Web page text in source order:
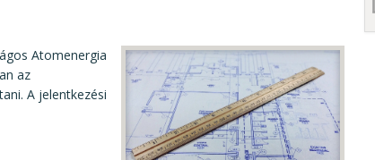
Atomenergia
az
A jelentkezési